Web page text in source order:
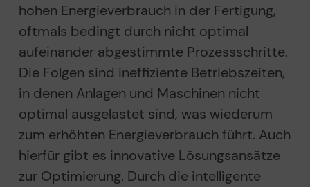
hohen Energieverbrauch in der Fertigung,
oftmals bedingt durch nicht optimal
aufeinander abgestimmte Prozessschritte.
Die Folgen sind ineffiziente Betriebszeiten,
in denen Anlagen und Maschinen nicht
optimal ausgelastet sind, was wiederum
zum erhöhten Energieverbrauch führt. Auch
hierfür gibt es innovative Lösungsansätze
zur Optimierung. Durch die intelligente